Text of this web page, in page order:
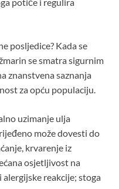
potiče i regulira
posljedice? Kada se
se smatra sigurnim
znanstvena saznanja
za opću populaciju.
uzimanje ulja
može dovesti do
krvarenje iz
osjetljivost na
reakcije; stoga